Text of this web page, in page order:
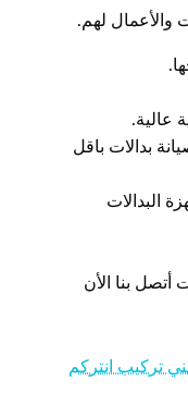
والأعمال لهم.
عالية.
بدالات باقل
البدالات
أتصل بنا الأن
تركيب انتركم